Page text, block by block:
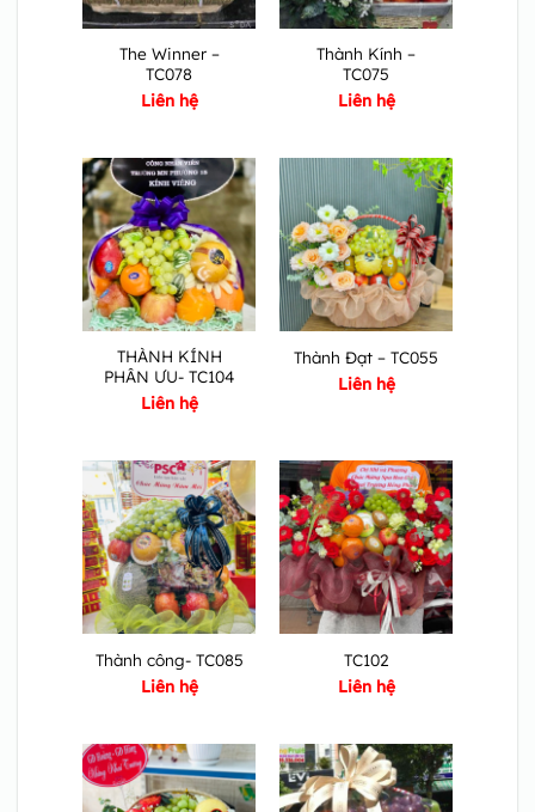
The Winner –
TC078
Liên hệ
Thành Kính –
TC075
Liên hệ
THÀNH KÍNH
PHÂN ƯU- TC104
Liên hệ
Thành Đạt – TC055
Liên hệ
Thành công- TC085
Liên hệ
TC102
Liên hệ